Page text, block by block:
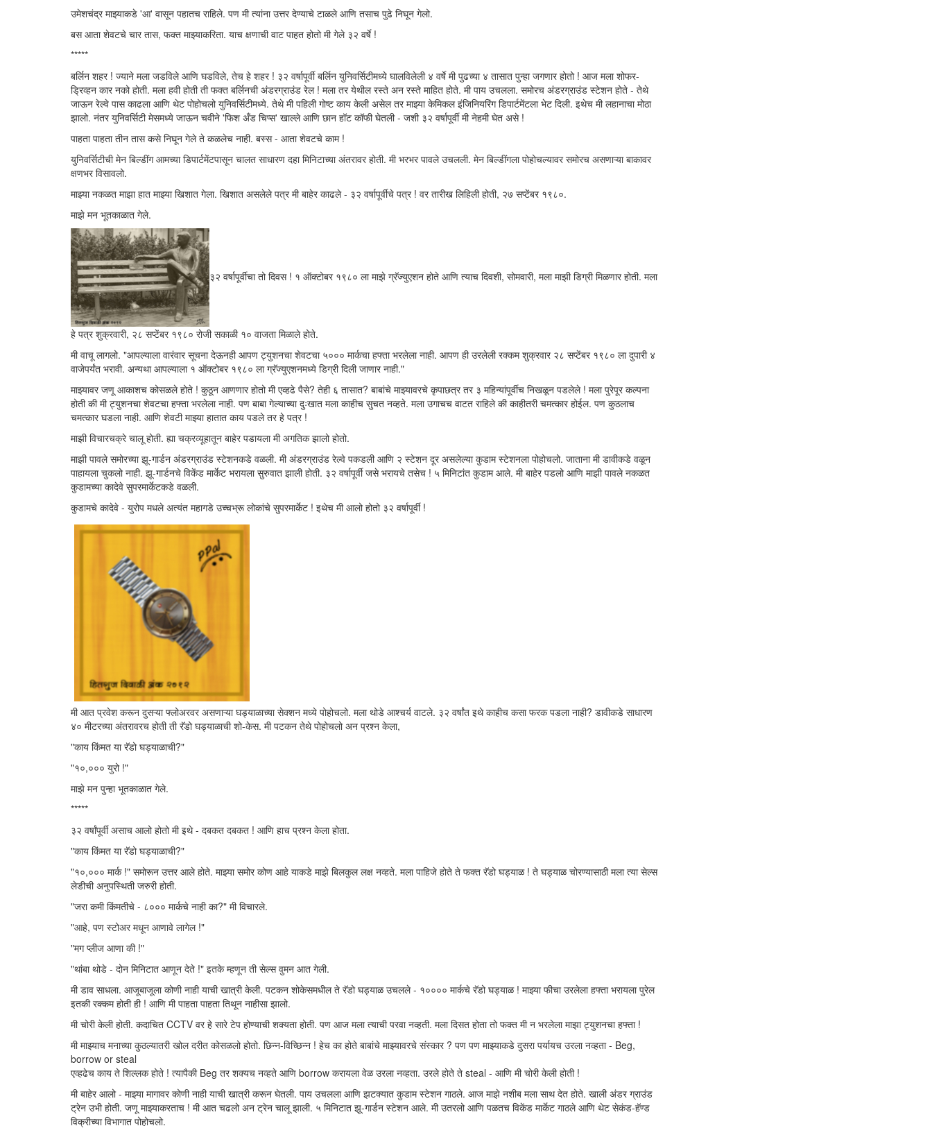
उमेशचंद्र माझ्याकडे 'आ' वासून पहातच राहिले. पण मी त्यांना उत्तर देण्याचे टाळले आणि तसाच पुढे निघून गेलो.
बस आता शेवटचे चार तास, फक्त माझ्याकरिता. याच क्षणाची वाट पाहत होतो मी गेले ३२ वर्षे !
*****
बर्लिन शहर ! ज्याने मला जडविले आणि घडविले, तेच हे शहर ! ३२ वर्षापूर्वी बर्लिन युनिवर्सिटीमध्ये घालविलेली ४ वर्षे मी पुढच्या ४ तासात पुन्हा जगणार होतो ! आज मला शोफर-
ड्रिव्हन कार नको होती. मला हवी होती ती फक्त बर्लिनची अंडरग्राउंड रेल ! मला तर येथील रस्ते अन रस्ते माहित होते. मी पाय उचलला. समोरच अंडरग्राउंड स्टेशन होते - तेथे
जाऊन रेल्वे पास काढला आणि थेट पोहोचलो युनिवर्सिटीमध्ये. तेथे मी पहिली गोष्ट काय केली असेल तर माझ्या केमिकल इंजिनियरिंग डिपार्टमेंटला भेट दिली. इथेच मी लहानाचा मोठा
झालो. नंतर युनिवर्सिटी मेसमध्ये जाऊन चवीने 'फिश अँड चिप्स' खाल्ले आणि छान हॉट कॉफी घेतली - जशी ३२ वर्षापूर्वी मी नेहमी घेत असे !
पाहता पाहता तीन तास कसे निघून गेले ते कळलेच नाही. बस्स - आता शेवटचे काम !
युनिवर्सिटीची मेन बिल्डींग आमच्या डिपार्टमेंटपासून चालत साधारण दहा मिनिटाच्या अंतरावर होती. मी भरभर पावले उचलली. मेन बिल्डींगला पोहोचल्यावर समोरच असणाऱ्या बाकावर
क्षणभर विसावलो.
माझ्या नकळत माझा हात माझ्या खिशात गेला. खिशात असलेले पत्र मी बाहेर काढले - ३२ वर्षापूर्वीचे पत्र ! वर तारीख लिहिली होती, २७ सप्टेंबर १९८०.
माझे मन भूतकाळात गेले.
३२ वर्षापूर्वीचा तो दिवस ! १ ऑक्टोबर १९८० ला माझे ग्रॅज्युएशन होते आणि त्याच दिवशी, सोमवारी, मला माझी डिग्री मिळणार होती. मला
हे पत्र शुक्रवारी, २८ सप्टेंबर १९८० रोजी सकाळी १० वाजता मिळाले होते.
मी वाचू लागलो. "आपल्याला वारंवार सूचना देऊनही आपण ट्युशनचा शेवटचा ५००० मार्कचा हफ्ता भरलेला नाही. आपण ही उरलेली रक्कम शुक्रवार २८ सप्टेंबर १९८० ला दुपारी ४
वाजेपर्यंत भरावी. अन्यथा आपल्याला १ ऑक्टोबर १९८० ला ग्रॅज्युएशनमध्ये डिग्री दिली जाणार नाही."
माझ्यावर जणू आकाशच कोसळले होते ! कुठून आणणार होतो मी एव्हढे पैसे? तेही ६ तासात? बाबांचे माझ्यावरचे कृपाछत्र तर ३ महिन्यांपूर्वीच निखळून पडलेले ! मला पुरेपूर कल्पना
होती की मी ट्युशनचा शेवटचा हफ्ता भरलेला नाही. पण बाबा गेल्याच्या दुःखात मला काहीच सुचत नव्हते. मला उगाचच वाटत राहिले की काहीतरी चमत्कार होईल. पण कुठलाच
चमत्कार घडला नाही. आणि शेवटी माझ्या हातात काय पडले तर हे पत्र !
माझी विचारचक्रे चालू होती. ह्या चक्रव्यूहातून बाहेर पडायला मी अगतिक झालो होतो.
माझी पावले समोरच्या झू-गार्डन अंडरग्राउंड स्टेशनकडे वळली. मी अंडरग्राउंड रेल्वे पकडली आणि २ स्टेशन दूर असलेल्या कुडाम स्टेशनला पोहोचलो. जाताना मी डावीकडे वळून
पाहायला चुकलो नाही. झू-गार्डनचे विकेंड मार्केट भरायला सुरुवात झाली होती. ३२ वर्षापूर्वी जसे भरायचे तसेच ! ५ मिनिटांत कुडाम आले. मी बाहेर पडलो आणि माझी पावले नकळत
कुडामच्या कादेवे सुपरमार्केटकडे वळली.
कुडामचे कादेवे - युरोप मधले अत्यंत महागडे उच्चभ्रू लोकांचे सुपरमार्केट ! इथेच मी आलो होतो ३२ वर्षापूर्वी !
मी आत प्रवेश करून दुसऱ्या फ्लोअरवर असणाऱ्या घड्याळाच्या सेक्शन मध्ये पोहोचलो. मला थोडे आश्चर्य वाटले. ३२ वर्षांत इथे काहीच कसा फरक पडला नाही? डावीकडे साधारण
४० मीटरच्या अंतरावरच होती ती रॅडो घड्याळाची शो-केस. मी पटकन तेथे पोहोचलो अन प्रश्न केला,
"काय किंमत या रॅडो घड्याळाची?"
"१०,००० युरो !"
माझे मन पुन्हा भूतकाळात गेले.
*****
३२ वर्षांपूर्वी असाच आलो होतो मी इथे - दबकत दबकत ! आणि हाच प्रश्न केला होता.
"काय किंमत या रॅडो घड्याळाची?"
"१०,००० मार्क !" समोरून उत्तर आले होते. माझ्या समोर कोण आहे याकडे माझे बिलकुल लक्ष नव्हते. मला पाहिजे होते ते फक्त रॅडो घड्याळ ! ते घड्याळ चोरण्यासाठी मला त्या सेल्स
लेडीची अनुपस्थिती जरुरी होती.
"जरा कमी किंमतीचे - ८००० मार्कचे नाही का?" मी विचारले.
"आहे, पण स्टोअर मधून आणावे लागेल !"
"मग प्लीज आणा की !"
"थांबा थोडे - दोन मिनिटात आणून देते !" इतके म्हणून ती सेल्स वुमन आत गेली.
मी डाव साधला. आजूबाजूला कोणी नाही याची खात्री केली. पटकन शोकेसमधील ते रॅडो घड्याळ उचलले - १०००० मार्कचे रॅडो घड्याळ ! माझ्या फीचा उरलेला हफ्ता भरायला पुरेल
इतकी रक्कम होती ही ! आणि मी पाहता पाहता तिथून नाहीसा झालो.
मी चोरी केली होती. कदाचित CCTV वर हे सारे टेप होण्याची शक्यता होती. पण आज मला त्याची परवा नव्हती. मला दिसत होता तो फक्त मी न भरलेला माझा ट्युशनचा हफ्ता !
मी माझ्याच मनाच्या कुठल्यातरी खोल दरीत कोसळलो होतो. छिन्न-विच्छिन्न ! हेच का होते बाबांचे माझ्यावरचे संस्कार ? पण पण माझ्याकडे दुसरा पर्यायच उरला नव्हता - Beg,
borrow or steal
एव्हढेच काय ते शिल्लक होते ! त्यापैकी Beg तर शक्यच नव्हते आणि borrow करायला वेळ उरला नव्हता. उरले होते ते steal - आणि मी चोरी केली होती !
मी बाहेर आलो - माझ्या मागावर कोणी नाही याची खात्री करून घेतली. पाय उचलला आणि झटक्यात कुडाम स्टेशन गाठले. आज माझे नशीब मला साथ देत होते. खाली अंडर ग्राउंड
ट्रेन उभी होती. जणू माझ्याकरताच ! मी आत चढलो अन ट्रेन चालू झाली. ५ मिनिटात झू-गार्डन स्टेशन आले. मी उतरलो आणि पळतच विकेंड मार्केट गाठले आणि थेट सेकंड-हॅण्ड
विक्रीच्या विभागात पोहोचलो.